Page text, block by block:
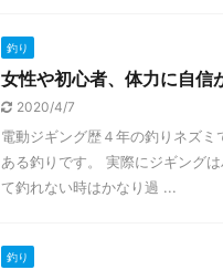
釣り
女性や初心者、体力に自信
2020/4/7
電動ジギング歴４年の釣りネズ
ある釣りです。 実際にジギング
て釣れない時はかなり過 ...
釣り